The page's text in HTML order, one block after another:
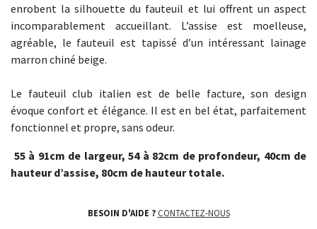
enrobent la silhouette du fauteuil et lui offrent un aspect
incomparablement accueillant. L’assise est moelleuse,
agréable, le fauteuil est tapissé d’un intéressant lainage
marron chiné beige.
Le fauteuil club italien est de belle facture, son design
évoque confort et élégance. Il est en bel état, parfaitement
fonctionnel et propre, sans odeur.
55 à 91cm de largeur, 54 à 82cm de profondeur, 40cm de
hauteur d’assise, 80cm de hauteur totale.
BESOIN D'AIDE ? CONTACTEZ-NOUS